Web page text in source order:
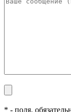
* - поля,